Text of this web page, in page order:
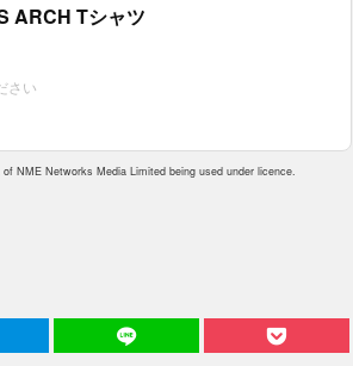
ARCH Tシャツ
さい
NME Networks Media Limited being used under licence.